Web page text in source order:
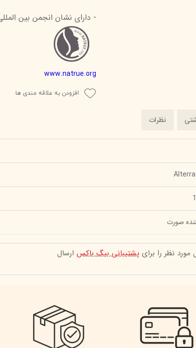
- دارای نشان انجمن بین
www.natrue.org
افزودن به علاقه مندی ها
نظرات
صورت
نظر را برای پشتیبانی بیگ باکس ارسال